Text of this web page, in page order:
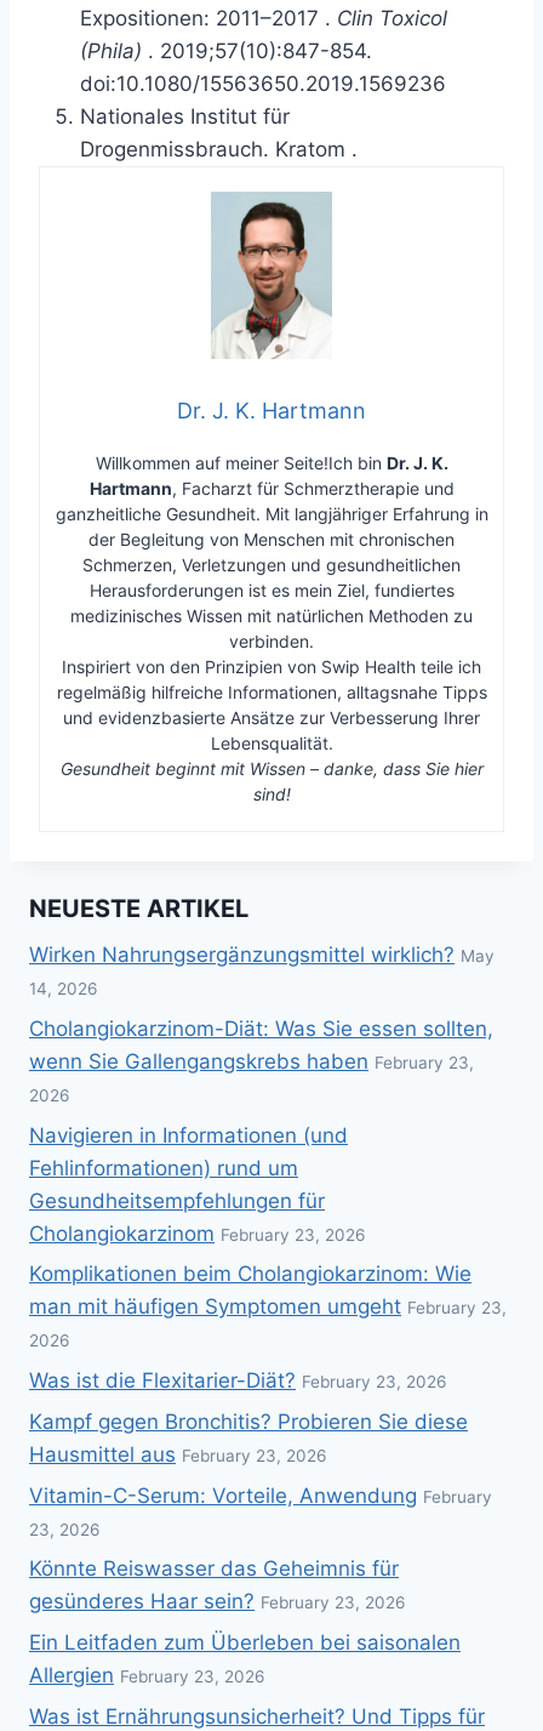
Expositionen: 2011–2017 . Clin Toxicol
(Phila) . 2019;57(10):847-854.
doi:10.1080/15563650.2019.1569236
Nationales Institut für
Drogenmissbrauch. Kratom .
Dr. J. K. Hartmann
Willkommen auf meiner Seite!Ich bin Dr. J. K.
Hartmann, Facharzt für Schmerztherapie und
ganzheitliche Gesundheit. Mit langjähriger Erfahrung in
der Begleitung von Menschen mit chronischen
Schmerzen, Verletzungen und gesundheitlichen
Herausforderungen ist es mein Ziel, fundiertes
medizinisches Wissen mit natürlichen Methoden zu
verbinden.
Inspiriert von den Prinzipien von Swip Health teile ich
regelmäßig hilfreiche Informationen, alltagsnahe Tipps
und evidenzbasierte Ansätze zur Verbesserung Ihrer
Lebensqualität.
Gesundheit beginnt mit Wissen – danke, dass Sie hier
sind!
NEUESTE ARTIKEL
Wirken Nahrungsergänzungsmittel wirklich? May
14, 2026
Cholangiokarzinom-Diät: Was Sie essen sollten,
wenn Sie Gallengangskrebs haben February 23,
2026
Navigieren in Informationen (und
Fehlinformationen) rund um
Gesundheitsempfehlungen für
Cholangiokarzinom February 23, 2026
Komplikationen beim Cholangiokarzinom: Wie
man mit häufigen Symptomen umgeht February 23,
2026
Was ist die Flexitarier-Diät? February 23, 2026
Kampf gegen Bronchitis? Probieren Sie diese
Hausmittel aus February 23, 2026
Vitamin-C-Serum: Vorteile, Anwendung February
23, 2026
Könnte Reiswasser das Geheimnis für
gesünderes Haar sein? February 23, 2026
Ein Leitfaden zum Überleben bei saisonalen
Allergien February 23, 2026
Was ist Ernährungsunsicherheit? Und Tipps für